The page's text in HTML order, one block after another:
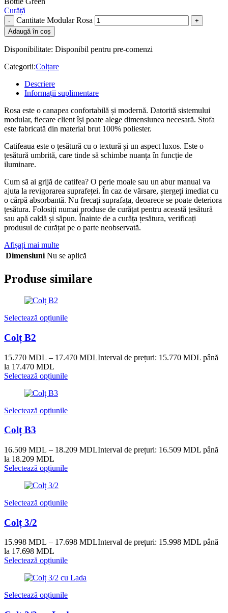
Curăță
Cantitate Modular Rosa
Adaugă în coș
Disponibilitate: Disponibil pentru pre-comenzi
Categorii:Colțare
Descriere
Informații suplimentare
Rosa este o canapea confortabilă și modernă. Datorită sistemului
modular, fiecare client își poate alege dimensiunea necesară. Stofa
este fabricată din material brut 100% poliester.
Catifeaua este o țesătură cu o textură și un aspect luxos. Este o
țesătură umbrită, care tinde să schimbe nuanța în funcție de
iluminare.
Cum să ai grijă de catifea? O perie moale sau un abur manual va
ajuta la revigorarea suprafeței. În caz de vărsare, ștergeți imediat cu
o cârpă absorbantă. Nu frecați suprafața, deoarece se poate deteriora
țesătura. Folosiți numai produse de curățat pentru această țesătură
sau apă caldă și săpun. Înainte de a curăța țesătura, verificați
produsul de curățat pe o parte neobservată.
Afișați mai multe
Dimensiuni Nu se aplică
Produse similare
Selectează opțiunile
Colț B2
15.770 MDL – 17.470 MDLInterval de prețuri: 15.770 MDL până
la 17.470 MDL
Selectează opțiunile
Selectează opțiunile
Colț B3
16.509 MDL – 18.209 MDLInterval de prețuri: 16.509 MDL până
la 18.209 MDL
Selectează opțiunile
Selectează opțiunile
Colț 3/2
15.998 MDL – 17.698 MDLInterval de prețuri: 15.998 MDL până
la 17.698 MDL
Selectează opțiunile
Selectează opțiunile